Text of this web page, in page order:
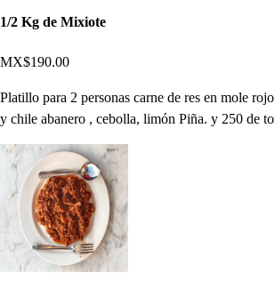
1/2 Kg de Mixiote
MX$190.00
Platillo para 2 personas carne de res en mole
y chile abanero , cebolla, limón Piña. y 250 de